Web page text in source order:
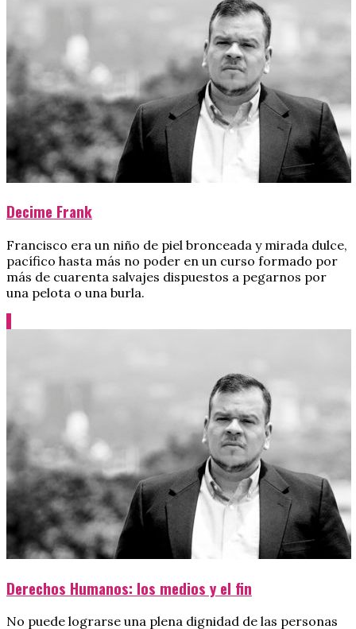
Decime Frank
Francisco era un niño de piel bronceada y mirada dulce,
pacífico hasta más no poder en un curso formado por
más de cuarenta salvajes dispuestos a pegarnos por
una pelota o una burla.
Derechos Humanos: los medios y el fin
No puede lograrse una plena dignidad de las personas